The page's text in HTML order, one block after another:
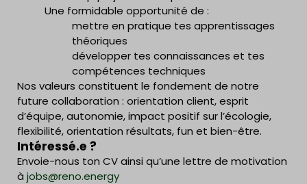
Une formidable opportunité de :
mettre en pratique tes apprentissages
théoriques
développer tes connaissances et tes
compétences techniques
Nos valeurs constituent le fondement de notre
future collaboration : orientation client, esprit
d’équipe, autonomie, impact positif sur l’écologie,
flexibilité, orientation résultats, fun et bien-être.
Intéressé.e ?
Envoie-nous ton CV ainsi qu’une lettre de motivation
à jobs@reno.energy